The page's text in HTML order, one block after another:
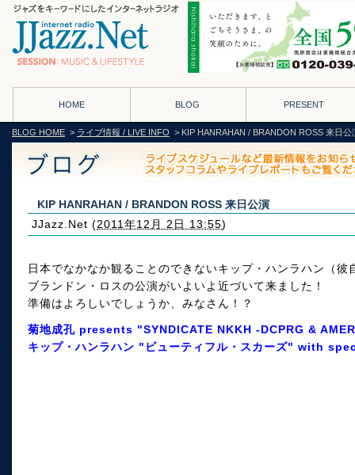
HOME BLOG PRESENT
BLOG HOME > ライブ情報 / LIVE INFO > KIP HANRAHAN / BRANDON ROSS 来日公
KIP HANRAHAN / BRANDON ROSS 来日公演
JJazz.Net (2011年12月 2日 13:55)
日本でなかなか観ることのできないキップ・ハンラハン（
ブランドン・ロスの公演がいよいよ近づいて来ました！
準備はよろしいでしょうか、みなさん！？
菊地成孔 presents "SYNDICATE NKKH -DCPRG &
キップ・ハンラハン "ビューティフル・スカーズ" with